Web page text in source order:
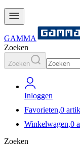
GAMMA
Zoeken
Zoeken
Inloggen
Favorieten,0
Winkelwagen,0
Zoeken